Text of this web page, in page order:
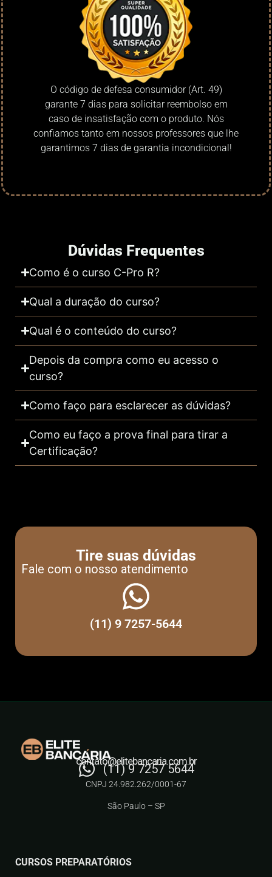
O código de defesa consumidor (Art. 49)
garante 7 dias para solicitar reembolso em
caso de insatisfação com o produto. Nós
confiamos tanto em nossos professores que lhe
garantimos 7 dias de garantia incondicional!
Dúvidas Frequentes
Como é o curso C-Pro R?
Qual a duração do curso?
Qual é o conteúdo do curso?
Depois da compra como eu acesso o
curso?
Como faço para esclarecer as dúvidas?
Como eu faço a prova final para tirar a
Certificação?
Tire suas dúvidas
Fale com o nosso atendimento
(11) 9 7257-5644
(11) 9 7257 5644
contato@elitebancaria.com.br
CNPJ 24.982.262/0001-67
São Paulo – SP
CURSOS PREPARATÓRIOS